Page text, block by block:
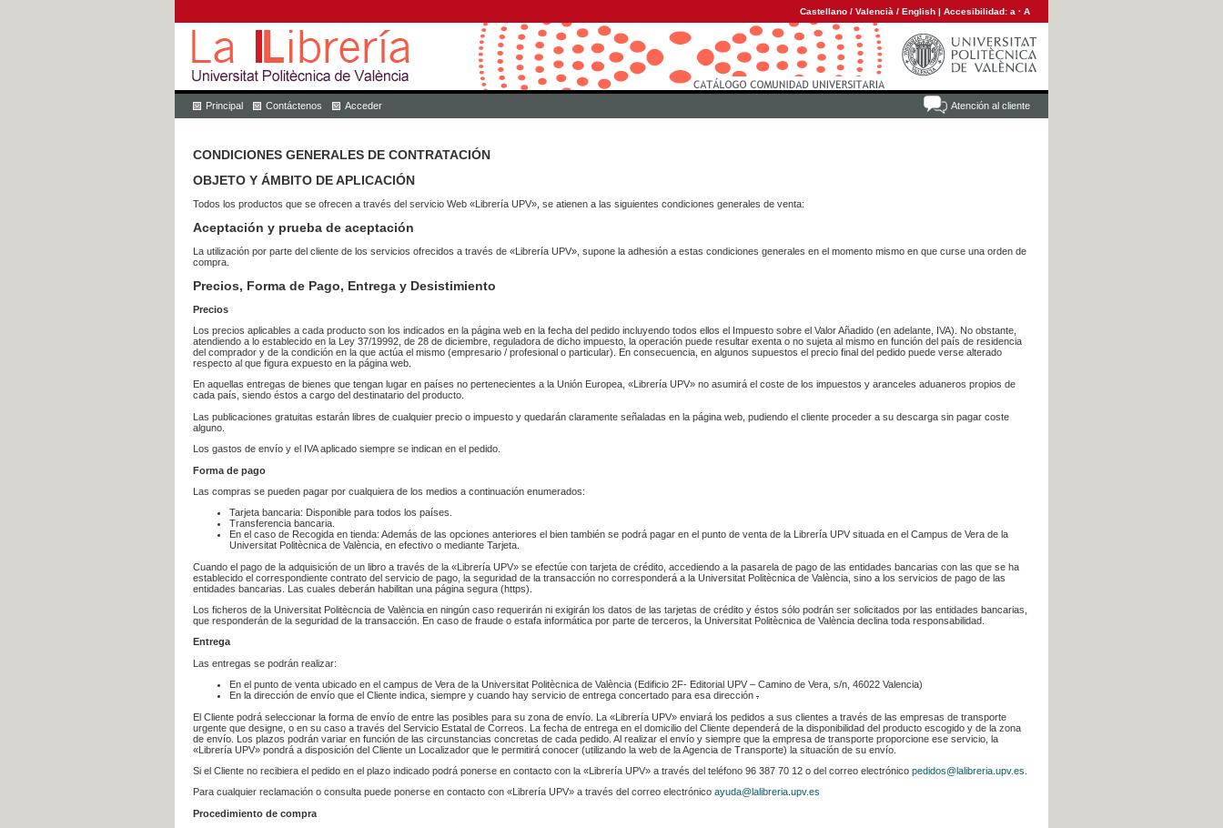
Castellano / Valencià / English | Accesibilidad: a · A
Atención al cliente
Principal Contáctenos Acceder
CONDICIONES GENERALES DE CONTRATACIÓN
OBJETO Y ÁMBITO DE APLICACIÓN
Todos los productos que se ofrecen a través del servicio Web «Librería UPV», se atienen a las siguientes condiciones generales de venta:
Aceptación y prueba de aceptación
La utilización por parte del cliente de los servicios ofrecidos a través de «Librería UPV», supone la adhesión a estas condiciones generales en el momento mismo en que curse una orden de
compra.
Precios, Forma de Pago, Entrega y Desistimiento
Precios
Los precios aplicables a cada producto son los indicados en la página web en la fecha del pedido incluyendo todos ellos el Impuesto sobre el Valor Añadido (en adelante, IVA). No obstante,
atendiendo a lo establecido en la Ley 37/19992, de 28 de diciembre, reguladora de dicho impuesto, la operación puede resultar exenta o no sujeta al mismo en función del país de residencia
del comprador y de la condición en la que actúa el mismo (empresario / profesional o particular). En consecuencia, en algunos supuestos el precio final del pedido puede verse alterado
respecto al que figura expuesto en la página web.
En aquellas entregas de bienes que tengan lugar en países no pertenecientes a la Unión Europea, «Librería UPV» no asumirá el coste de los impuestos y aranceles aduaneros propios de
cada país, siendo éstos a cargo del destinatario del producto.
Las publicaciones gratuitas estarán libres de cualquier precio o impuesto y quedarán claramente señaladas en la página web, pudiendo el cliente proceder a su descarga sin pagar coste
alguno.
Los gastos de envío y el IVA aplicado siempre se indican en el pedido.
Forma de pago
Las compras se pueden pagar por cualquiera de los medios a continuación enumerados:
Tarjeta bancaria: Disponible para todos los países.
Transferencia bancaria.
En el caso de Recogida en tienda: Además de las opciones anteriores el bien también se podrá pagar en el punto de venta de la Librería UPV situada en el Campus de Vera de la
Universitat Politècnica de València, en efectivo o mediante Tarjeta.
Cuando el pago de la adquisición de un libro a través de la «Librería UPV» se efectúe con tarjeta de crédito, accediendo a la pasarela de pago de las entidades bancarias con las que se ha
establecido el correspondiente contrato del servicio de pago, la seguridad de la transacción no corresponderá a la Universitat Politècnica de València, sino a los servicios de pago de las
entidades bancarias. Las cuales deberán habilitan una página segura (https).
Los ficheros de la Universitat Politècncia de València en ningún caso requerirán ni exigirán los datos de las tarjetas de crédito y éstos sólo podrán ser solicitados por las entidades bancarias,
que responderán de la seguridad de la transacción. En caso de fraude o estafa informática por parte de terceros, la Universitat Politècnica de València declina toda responsabilidad.
Entrega
Las entregas se podrán realizar:
En el punto de venta ubicado en el campus de Vera de la Universitat Politècnica de València (Edificio 2F- Editorial UPV – Camino de Vera, s/n, 46022 Valencia)
En la dirección de envío que el Cliente indica, siempre y cuando hay servicio de entrega concertado para esa dirección .
El Cliente podrá seleccionar la forma de envío de entre las posibles para su zona de envío. La «Librería UPV» enviará los pedidos a sus clientes a través de las empresas de transporte
urgente que designe, o en su caso a través del Servicio Estatal de Correos. La fecha de entrega en el domicilio del Cliente dependerá de la disponibilidad del producto escogido y de la zona
de envío. Los plazos podrán variar en función de las circunstancias concretas de cada pedido. Al realizar el envío y siempre que la empresa de transporte proporcione ese servicio, la
«Librería UPV» pondrá a disposición del Cliente un Localizador que le permitirá conocer (utilizando la web de la Agencia de Transporte) la situación de su envío.
Si el Cliente no recibiera el pedido en el plazo indicado podrá ponerse en contacto con la «Librería UPV» a través del teléfono 96 387 70 12 o del correo electrónico pedidos@lalibreria.upv.es
Para cualquier reclamación o consulta puede ponerse en contacto con «Librería UPV» a través del correo electrónico ayuda@lalibreria.upv.es
Procedimiento de compra